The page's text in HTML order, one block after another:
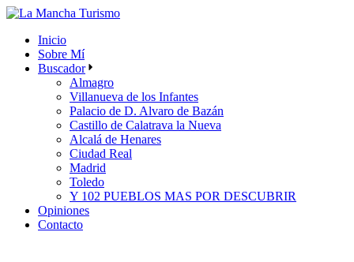
Skip
content
Inicio
Sobre Mí
Buscador
Almagro
Villanueva de los Infantes
Palacio de D. Alvaro de Bazán
Castillo de Calatrava la Nueva
Alcalá de Henares
Ciudad Real
Madrid
Toledo
Y 102 PUEBLOS MAS POR DESCUBRIR
Opiniones
Contacto